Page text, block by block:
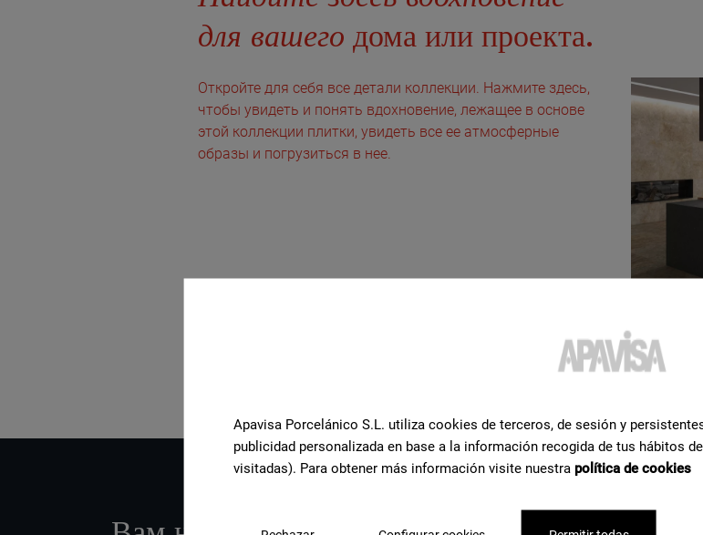
для вашего дома или проекта.
Откройте для себя все детали коллекции. Нажмите здесь,
чтобы увидеть и понять вдохновение, лежащее в основе
этой коллекции плитки, увидеть все ее атмосферные
образы и погрузиться в нее.
Apavisa Porcelánico S.L. utiliza cookies de terceros, de sesión y
publicidad personalizada en base a la información recogida de tus hábitos
visitadas). Para obtener más información visite nuestra política de cookies